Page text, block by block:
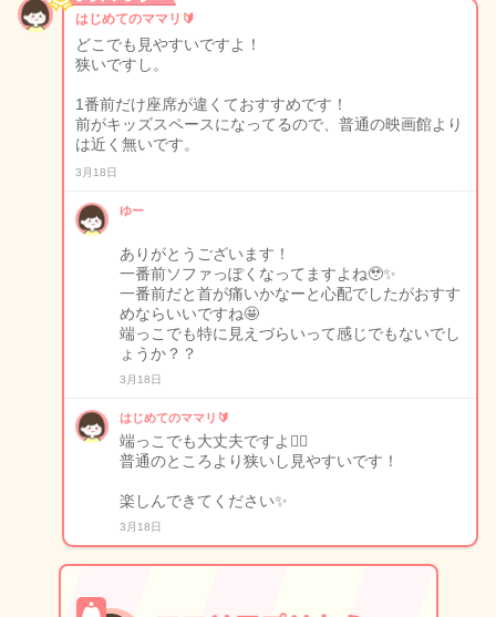
はじめてのママリ🔰
どこでも見やすいですよ！
狭いですし。
1番前だけ座席が違くておすすめです！
前がキッズスペースになってるので、普通の映画館より
は近く無いです。
3月18日
ゆー
ありがとうございます！
一番前ソファっぽくなってますよね🥹✨
一番前だと首が痛いかなーと心配でしたがおすす
めならいいですね🤩
端っこでも特に見えづらいって感じでもないでし
ょうか？？
3月18日
はじめてのママリ🔰
端っこでも大丈夫ですよ🙆‍♀️
普通のところより狭いし見やすいです！
楽しんできてください✨
3月18日